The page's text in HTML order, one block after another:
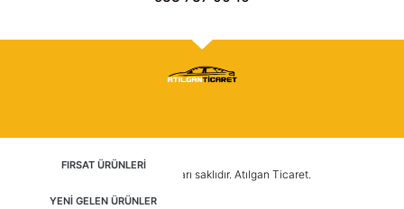
FIRSAT ÜRÜNLERİ
YENİ GELEN ÜRÜNLER
2025 © Tüm hakları saklıdır. Atılgan Ticaret.